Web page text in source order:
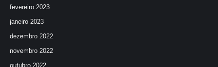
fevereiro 2023
janeiro 2023
dezembro 2022
novembro 2022
outubro 2022